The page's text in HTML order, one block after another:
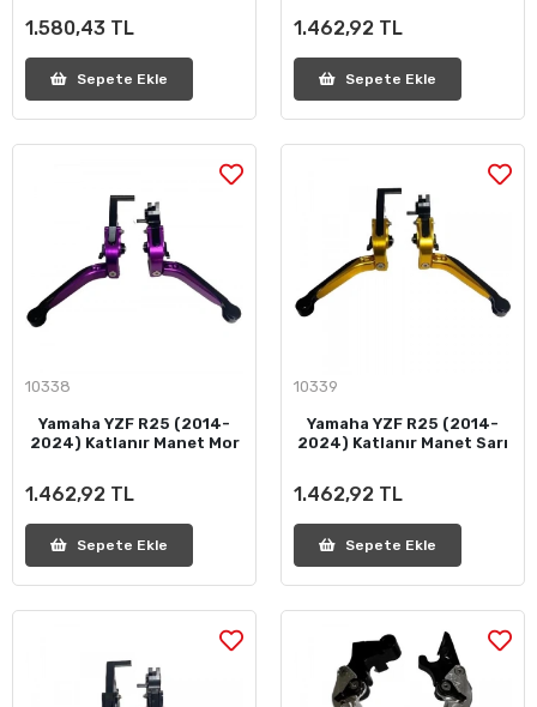
1.580,43 TL
Sepete Ekle
1.462,92 TL
Sepete Ekle
10338
Yamaha YZF R25 (2014-
2024) Katlanır Manet Mor
1.462,92 TL
Sepete Ekle
10339
Yamaha YZF R25 (2014-
2024) Katlanır Manet Sarı
1.462,92 TL
Sepete Ekle